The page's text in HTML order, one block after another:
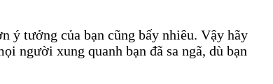
ý tưởng của bạn cũng bấy nhiêu. Vậy hãy
người xung quanh bạn đã sa ngã, dù bạn